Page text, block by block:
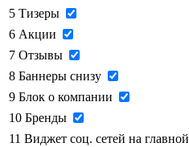
5 Тизеры
6 Акции
7 Отзывы
8 Баннеры снизу
9 Блок о компании
10 Бренды
11 Виджет соц. сетей на главной